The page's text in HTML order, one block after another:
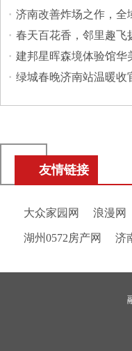
· 济南改善炸场之作，全
· 春天百花香，邻里趣
· 建邦星晖森境体验馆华
· 绿城春晚济南站温暖收
友情链接
大众家园网 浪漫网
湖州0572房产网 济